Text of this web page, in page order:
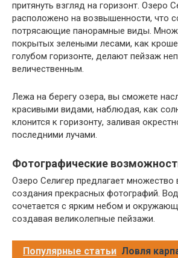
притянуть взгляд на горизонт. Озеро
расположено на возвышенности, что
потрясающие панорамные виды.
покрытых зелеными лесами, как
голубом горизонте, делают пейзаж
величественным.
Лежа на берегу озера, вы сможете
красивыми видами, наблюдая, как
клонится к горизонту, заливая
последними лучами.
Фотографические
Озеро Селигер предлагает множество
создания прекрасных фотографий.
сочетается с ярким небом и
создавая великолепные пейзажи.
Популярные статьи Ловля